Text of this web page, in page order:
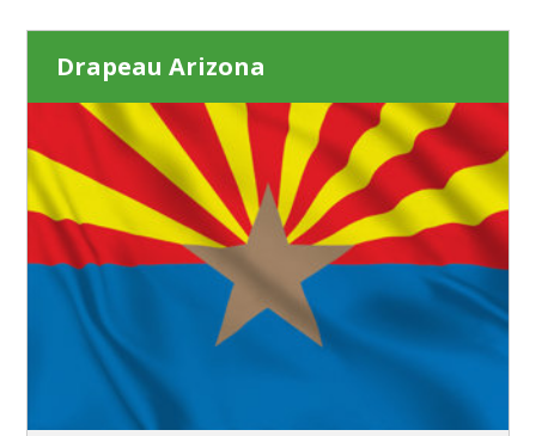
Drapeau Arizona